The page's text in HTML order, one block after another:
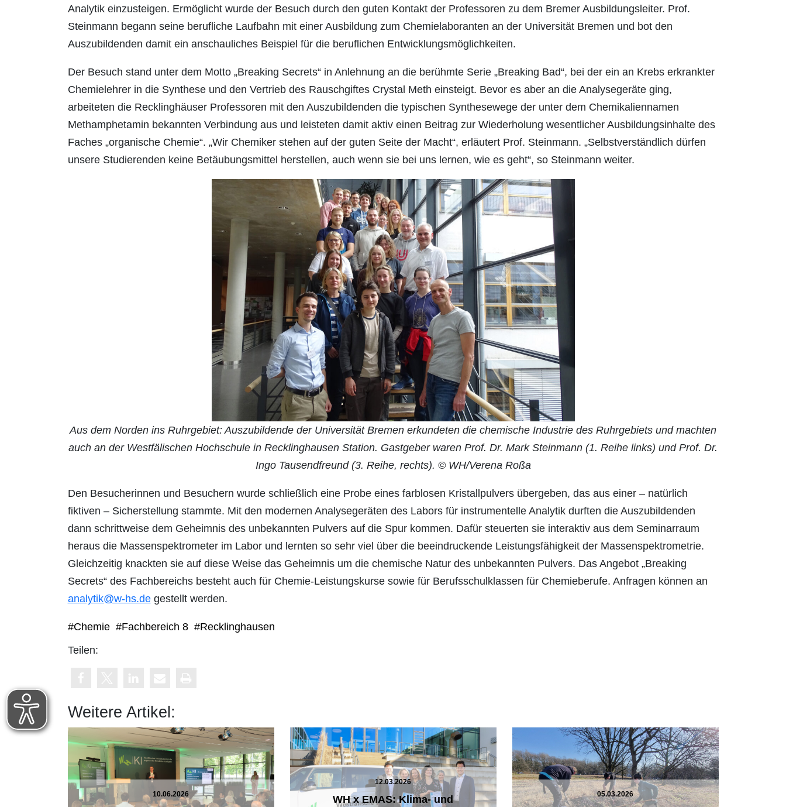
Analytik einzusteigen. Ermöglicht wurde der Besuch durch den guten Kontakt der Professoren zu dem Bremer Ausbildungsleiter. Prof.
Steinmann begann seine berufliche Laufbahn mit einer Ausbildung zum Chemielaboranten an der Universität Bremen und bot den
Auszubildenden damit ein anschauliches Beispiel für die beruflichen Entwicklungsmöglichkeiten.
Der Besuch stand unter dem Motto „Breaking Secrets“ in Anlehnung an die berühmte Serie „Breaking Bad“, bei der ein an Krebs erkrankter
Chemielehrer in die Synthese und den Vertrieb des Rauschgiftes Crystal Meth einsteigt. Bevor es aber an die Analysegeräte ging,
arbeiteten die Recklinghäuser Professoren mit den Auszubildenden die typischen Synthesewege der unter dem Chemikaliennamen
Methamphetamin bekannten Verbindung aus und leisteten damit aktiv einen Beitrag zur Wiederholung wesentlicher Ausbildungsinhalte des
Faches „organische Chemie“. „Wir Chemiker stehen auf der guten Seite der Macht“, erläutert Prof. Steinmann. „Selbstverständlich dürfen
unsere Studierenden keine Betäubungsmittel herstellen, auch wenn sie bei uns lernen, wie es geht“, so Steinmann weiter.
Aus dem Norden ins Ruhrgebiet: Auszubildende der Universität Bremen erkundeten die chemische Industrie des Ruhrgebiets und machten
auch an der Westfälischen Hochschule in Recklinghausen Station. Gastgeber waren Prof. Dr. Mark Steinmann (1. Reihe links) und Prof. Dr.
Ingo Tausendfreund (3. Reihe, rechts). © WH/Verena Roßa
Den Besucherinnen und Besuchern wurde schließlich eine Probe eines farblosen Kristallpulvers übergeben, das aus einer – natürlich
fiktiven – Sicherstellung stammte. Mit den modernen Analysegeräten des Labors für instrumentelle Analytik durften die Auszubildenden
dann schrittweise dem Geheimnis des unbekannten Pulvers auf die Spur kommen. Dafür steuerten sie interaktiv aus dem Seminarraum
heraus die Massenspektrometer im Labor und lernten so sehr viel über die beeindruckende Leistungsfähigkeit der Massenspektrometrie.
Gleichzeitig knackten sie auf diese Weise das Geheimnis um die chemische Natur des unbekannten Pulvers. Das Angebot „Breaking
Secrets“ des Fachbereichs besteht auch für Chemie-Leistungskurse sowie für Berufsschulklassen für Chemieberufe. Anfragen können an
analytik@w-hs.degestellt werden.
#Chemie #Fachbereich 8 #Recklinghausen
Teilen:
Weitere Artikel:
10.06.2026
12.03.2026
WH x EMAS: Klima- und
05.03.2026